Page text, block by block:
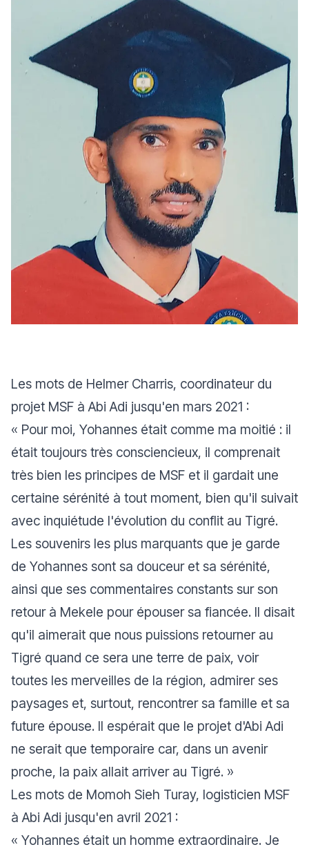
Les mots de Helmer Charris, coordinateur du
projet MSF à Abi Adi jusqu'en mars 2021 :
« Pour moi, Yohannes était comme ma moitié : il
était toujours très consciencieux, il comprenait
très bien les principes de MSF et il gardait une
certaine sérénité à tout moment, bien qu'il suivait
avec inquiétude l'évolution du conflit au Tigré.
Les souvenirs les plus marquants que je garde
de Yohannes sont sa douceur et sa sérénité,
ainsi que ses commentaires constants sur son
retour à Mekele pour épouser sa fiancée. Il disait
qu'il aimerait que nous puissions retourner au
Tigré quand ce sera une terre de paix, voir
toutes les merveilles de la région, admirer ses
paysages et, surtout, rencontrer sa famille et sa
future épouse. Il espérait que le projet d'Abi Adi
ne serait que temporaire car, dans un avenir
proche, la paix allait arriver au Tigré. »
Les mots de Momoh Sieh Turay, logisticien MSF
à Abi Adi jusqu'en avril 2021 :
« Yohannes était un homme extraordinaire. Je